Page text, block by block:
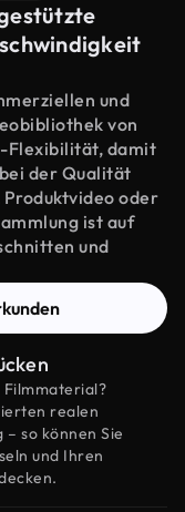
und
von
Flexibilität, damit
der Qualität
oder
ist auf
und
Filmmaterial?
realen
so können Sie
und Ihren